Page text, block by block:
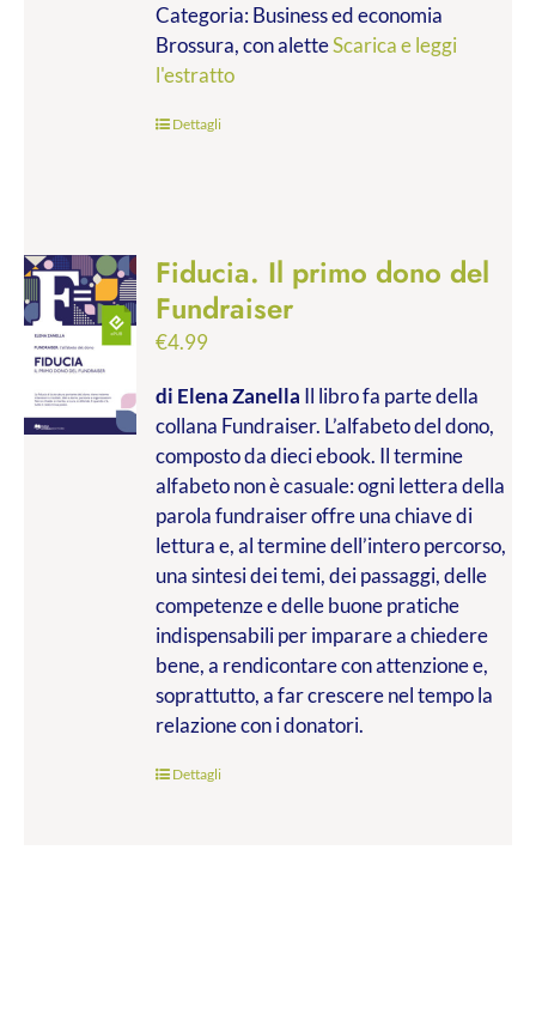
Categoria: Business ed economia
Brossura, con aletteScarica e leggi
l'estratto
Dettagli
Fiducia. Il primo dono del
Fundraiser
€4.99
di Elena Zanella Il libro fa parte della
collana Fundraiser. L’alfabeto del dono,
composto da dieci ebook. Il termine
alfabeto non è casuale: ogni lettera della
parola fundraiser offre una chiave di
lettura e, al termine dell’intero percorso,
una sintesi dei temi, dei passaggi, delle
competenze e delle buone pratiche
indispensabili per imparare a chiedere
bene, a rendicontare con attenzione e,
soprattutto, a far crescere nel tempo la
relazione con i donatori.
Dettagli